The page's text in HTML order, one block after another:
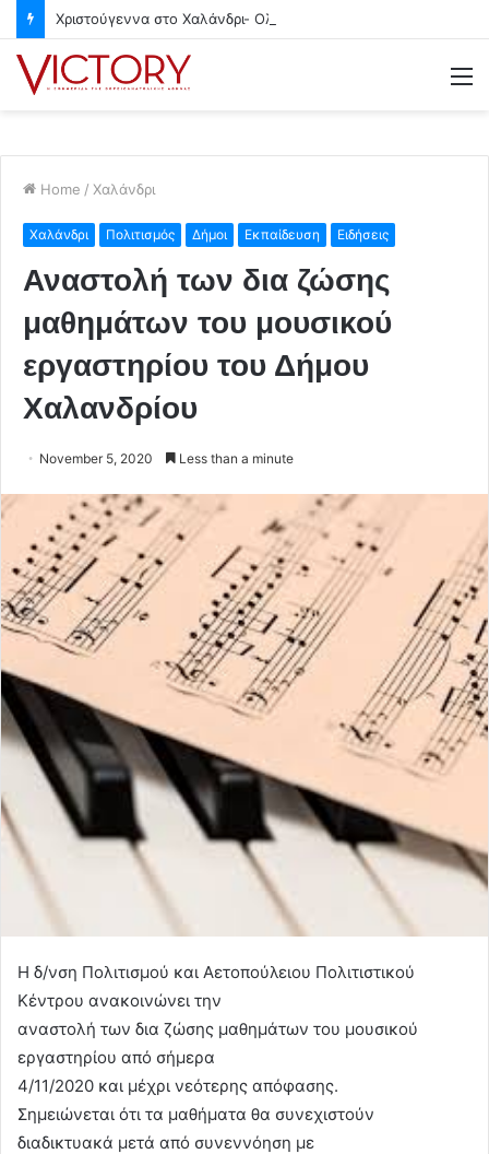
Home / Χαλάνδρι
Χαλάνδρι Πολιτισμός Δήμοι Εκπαίδευση Ειδήσεις
Αναστολή των δια ζώσης
μαθημάτων του μουσικού
εργαστηρίου του Δήμου
Χαλανδρίου
November 5, 2020 Less than a minute
Η δ/νση Πολιτισμού και Αετοπούλειου Πολιτιστικού
Κέντρου ανακοινώνει την
αναστολή των δια ζώσης μαθημάτων του μουσικού
εργαστηρίου από σήμερα
4/11/2020 και μέχρι νεότερης απόφασης.
Σημειώνεται ότι τα μαθήματα θα συνεχιστούν
διαδικτυακά μετά από συνεννόηση με